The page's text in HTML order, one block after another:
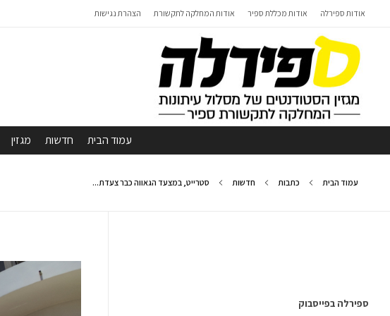
אודות ספירלה אודות מכללת ספיר אודות המחלקה לתקשורת הצהרת נגישות
עמוד הבית חדשות מגזין
עמוד הבית כתבות חדשות סטרייט, במצעד הגאווה כבר צעדת...
ספירלה בפייסבוק